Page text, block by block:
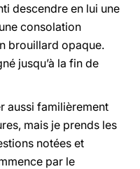
descendre en lui une
consolation
brouillard opaque.
jusqu’à la fin de
aussi familièrement
mais je prends les
notées et
par le